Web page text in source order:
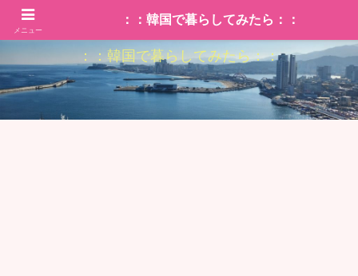
：：韓国で暮らしてみたら：：
メニュー
：：韓国で暮らしてみたら：：